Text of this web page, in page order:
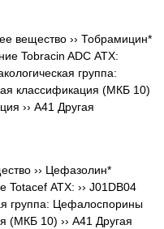
вещество ›› Тобрамицин*
Tobracin ADC АТХ:
группа:
классификация (МКБ 10)
›› A41 Другая
›› Цефазолин*
Totacef АТХ: ›› J01DB04
группа: Цефалоспорины
(МКБ 10) ›› A41 Другая